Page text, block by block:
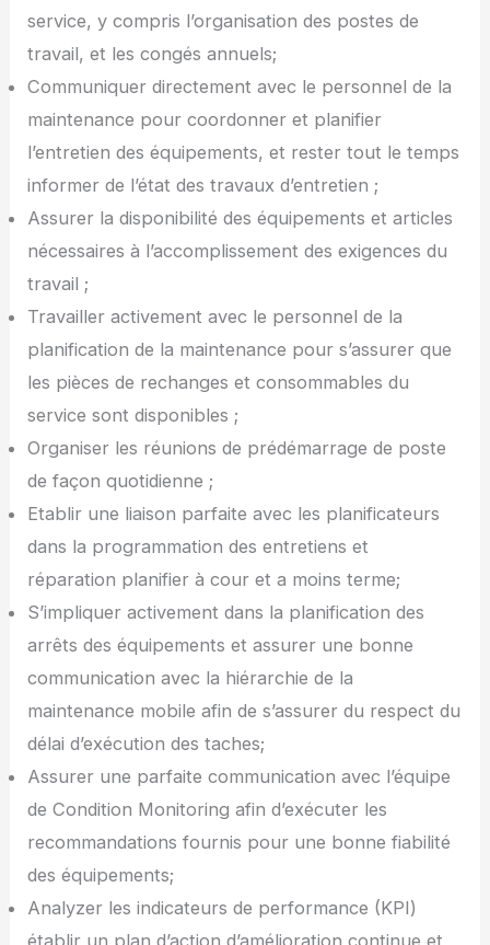
service, y compris l’organisation des postes de
travail, et les congés annuels;
Communiquer directement avec le personnel de la
maintenance pour coordonner et planifier
l’entretien des équipements, et rester tout le temps
informer de l’état des travaux d’entretien ;
Assurer la disponibilité des équipements et articles
nécessaires à l’accomplissement des exigences du
travail ;
Travailler activement avec le personnel de la
planification de la maintenance pour s’assurer que
les pièces de rechanges et consommables du
service sont disponibles ;
Organiser les réunions de prédémarrage de poste
de façon quotidienne ;
Etablir une liaison parfaite avec les planificateurs
dans la programmation des entretiens et
réparation planifier à cour et a moins terme;
S’impliquer activement dans la planification des
arrêts des équipements et assurer une bonne
communication avec la hiérarchie de la
maintenance mobile afin de s’assurer du respect du
délai d’exécution des taches;
Assurer une parfaite communication avec l’équipe
de Condition Monitoring afin d’exécuter les
recommandations fournis pour une bonne fiabilité
des équipements;
Analyzer les indicateurs de performance (KPI)
établir un plan d’action d’amélioration continue et